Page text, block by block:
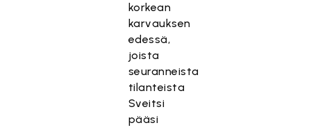
korkean
karvauksen
edessä,
joista
seuranneista
tilanteista
Sveitsi
pääsi